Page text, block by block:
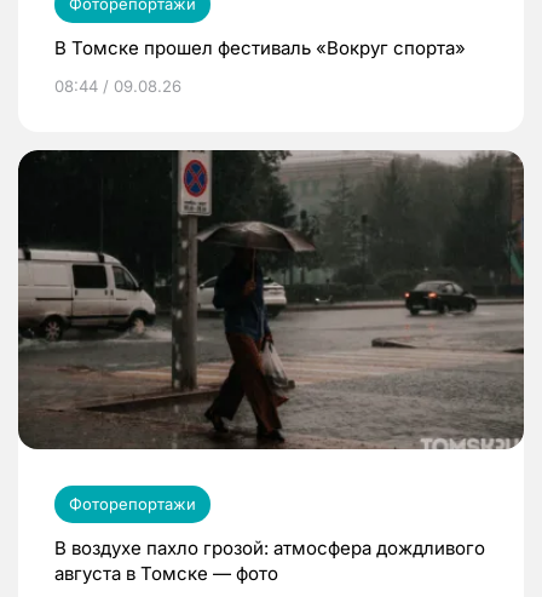
В Томске прошел фестиваль «Вокруг спорта»
08:44 / 09.08.26
Фоторепортажи
В воздухе пахло грозой: атмосфера дождливого
августа в Томске — фото